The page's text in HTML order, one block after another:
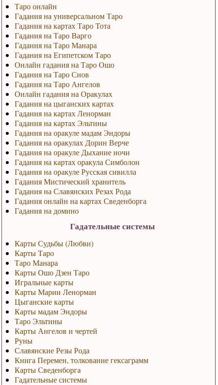
Таро онлайн
Гадания на универсальном Таро
Гадания на картах Таро Тота
Гадания на Таро Варго
Гадания на Таро Манара
Гадания на Египетском Таро
Онлайн гадания на Таро Ошо
Гадания на Таро Снов
Гадания на Таро Ангелов
Онлайн гадания на Оракулах
Гадания на цыганских картах
Гадания на картах Ленорман
Гадания на картах Эльтины
Гадания на оракуле мадам Эндоры
Гадания на оракулах Дорин Верче
Гадания на оракуле Дыхание ночи
Гадания на картах оракула Симболон
Гадания на оракуле Русская сивилла
Гадания Мистический хранитель
Гадания на Славянских Резах Рода
Гадания онлайн на картах Сведенборга
Гадания на домино
Гадательные системы
Карты Судьбы (Любви)
Карты Таро
Таро Манара
Карты Ошо Дзен Таро
Игральные карты
Карты Марии Ленорман
Цыганские карты
Карты мадам Эндоры
Таро Эльтины
Карты Ангелов и чертей
Руны
Славянские Резы Рода
Книга Перемен, толкование гексаграмм
Карты Сведенборга
Гадательные системы